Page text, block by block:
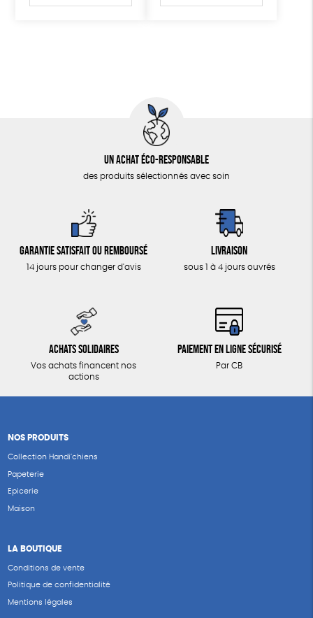
Un achat éco-responsable
des produits sélectionnés avec soin
Garantie satisfait ou remboursé
14 jours pour changer d'avis
Livraison
sous 1 à 4 jours ouvrés
Achats solidaires
Vos achats financent nos
actions
Paiement en ligne sécurisé
Par CB
NOS PRODUITS
Collection Handi’chiens
Papeterie
Epicerie
Maison
LA BOUTIQUE
Conditions de vente
Politique de confidentialité
Mentions légales